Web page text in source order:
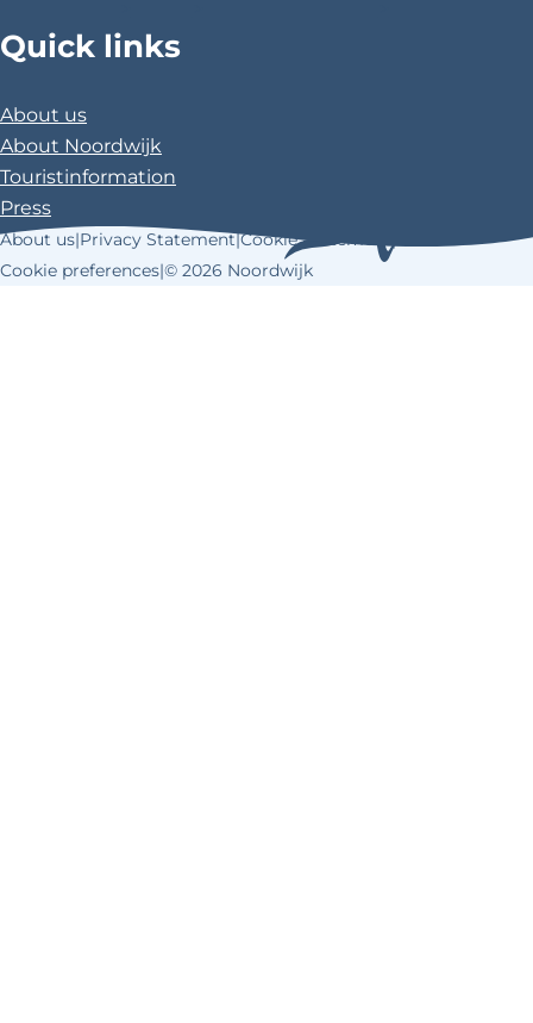
Quick links
About us
About Noordwijk
Touristinformation
Press
About us|Privacy Statement|Cookie Statement
Cookie preferences|© 2026 Noordwijk